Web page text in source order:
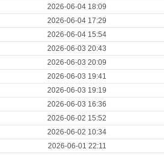
2026-06-04 18:09
2026-06-04 17:29
2026-06-04 15:54
2026-06-03 20:43
2026-06-03 20:09
2026-06-03 19:41
2026-06-03 19:19
2026-06-03 16:36
2026-06-02 15:52
2026-06-02 10:34
2026-06-01 22:11